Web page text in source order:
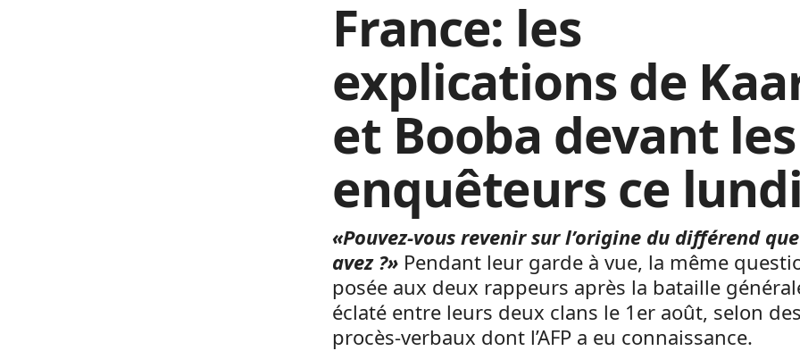
France: les
explications de
et Booba devant les
enquêteurs ce lundi
«Pouvez-vous revenir sur l’origine du différend
avez ?» Pendant leur garde à vue, la même
posée aux deux rappeurs après la bataille
éclaté entre leurs deux clans le 1er août, selon des
procès-verbaux dont l’AFP a eu connaissance.